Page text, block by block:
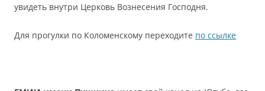
увидеть внутри Церковь Вознесения Господня.
Для прогулки по Коломенскому переходите по ссылке